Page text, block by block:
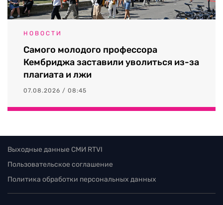
НОВОСТИ
Самого молодого профессора
Кембриджа заставили уволиться из-за
плагиата и лжи
07.08.2026 / 08:45
Выходные данные СМИ RTVI
Пользовательское соглашение
Политика обработки персональных данных